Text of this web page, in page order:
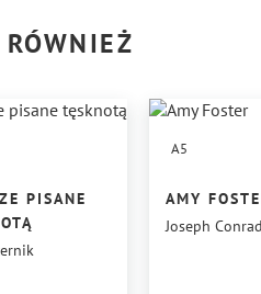
PISANE
A5
AMY
Joseph Conrad